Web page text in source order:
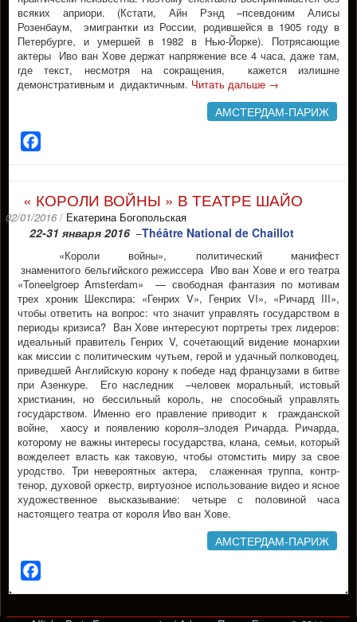
всяких априори. (Кстати, Айн Рэнд –псевдоним Алисы
Розенбаум, эмигрантки из России, родившейся в 1905 году в
Петербурге, и умершей в 1982 в Нью-Йорке). Потрясающие
актеры Иво ван Хове держат напряжение все 4 часа, даже там,
где текст, несмотря на сокращения, кажется излишне
демонстративным и дидактичным. Читать дальше →
АМСТЕРДАМ-ПАРИЖ
« КОРОЛИ ВОЙНЫ » В ТЕАТРЕ ШАЙО
02/01/2016 / Екатерина Богопольская
22-31 января 2016 –Théâtre National de Chaillot
«Короли войны», политический манифест
знаменитого бельгийского режиссера Иво ван Хове и его театра
«Toneelgroep Amsterdam» — свободная фантазия по мотивам
трех хроник Шекспира: «Генрих V», Генрих VI», «Ричард III»,
чтобы ответить на вопрос: что значит управлять государством в
периоды кризиса? Ван Хове интересуют портреты трех лидеров:
идеальный правитель Генрих V, сочетающий видение монархии
как миссии с политическим чутьем, герой и удачный полководец,
приведшей Английскую корону к победе над французами в битве
при Азенкуре. Его наследник –человек моральный, истовый
христианин, но бессильный король, не способный управлять
государством. Именно его правление приводит к гражданской
войне, хаосу и появлению короля–злодея Ричарда. Ричарда,
которому не важны интересы государства, клана, семьи, который
вожделеет власть как таковую, чтобы отомстить миру за свое
уродство. Три невeроятных актера, слаженная труппа, контр-
тенор, духовой оркестр, виртуозное использование видео и ясное
художественное высказывание: четыре с половиной часа
настоящего театра от короля Иво ван Хове.
АМСТЕРДАМ-ПАРИЖ